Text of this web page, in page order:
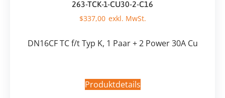
263-TCK-1-CU30-2-C16
$337,00
DN16CF TC f/t Typ K, 1 Paar + 2 Power 30A Cu
Produktdetails